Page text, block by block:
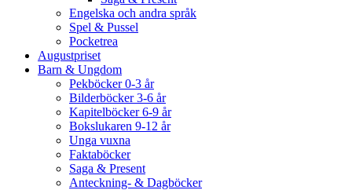
Engelska och andra språk
Spel & Pussel
Pocketrea
Augustpriset
Barn & Ungdom
Pekböcker 0-3 år
Bilderböcker 3-6 år
Kapitelböcker 6-9 år
Bokslukaren 9-12 år
Unga vuxna
Faktaböcker
Saga & Present
Anteckning- & Dagböcker